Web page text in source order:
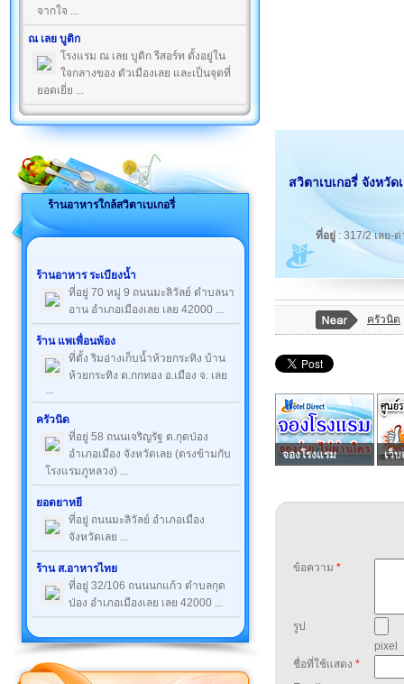
จากใจ ...
ณ เลย บูติก
โรงแรม ณ เลย บูติก รีสอร์ท ตั้งอยู่ใน
ใจกลางของ ตัวเมืองเลย และเป็นจุดที่
ยอดเยี่ย ...
ร้านอาหารใกล้สวิตาเบเกอรี่
ร้านอาหาร ระเบียงน้ำ
ที่อยู่ 70 หมู่ 9 ถนนมะลิวัลย์ ตำบลนา
อาน อำเภอเมืองเลย เลย 42000 ...
ร้าน แพเพื่อนพ้อง
ที่ตั้ง ริมอ่างเก็บน้ำห้วยกระทิง บ้าน
ห้วยกระทิง ต.กกทอง อ.เมือง จ. เลย
...
ครัวนิด
ที่อยู่ 58 ถนนเจริญรัฐ ต.กุดป่อง
อำเภอเมือง จังหวัดเลย (ตรงข้ามกับ
โรงแรมภูหลวง) ...
ยอดยาหยี
ที่อยู่ ถนนมะลิวัลย์ อำเภอเมือง
จังหวัดเลย ...
ร้าน ส.อาหารไทย
ที่อยู่ 32/106 ถนนนกแก้ว ตำบลกุด
ป่อง อำเภอเมืองเลย เลย 42000 ...
สวิตาเบเกอรี่ จังหวัด
ที่อยู่ : 317/2 เลย-
ครัวนิด
จองโรงแรม เว็บ
ข้อความ *
รูป
pixel
ชื่อที่ใช้แสดง *